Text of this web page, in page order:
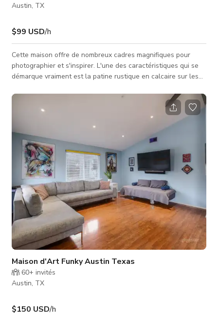
Austin, TX
$99 USD/h
Cette maison offre de nombreux cadres magnifiques pour
photographier et s'inspirer. L'une des caractéristiques qui se
démarque vraiment est la patine rustique en calcaire sur les
entendons constamment à quel point la lumière reflète
incroyablement bien les tons de peau dans cet espace.
Rappelant l'ancienne Europe, les murs ont une finition mate
douce, plâtrée à la main, qui offre une texture délicate
derrière le sujet et ref
Maison d'Art Funky Austin Texas
60+ invités
Austin, TX
$150 USD/h